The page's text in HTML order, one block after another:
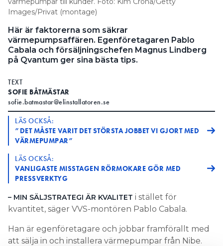
Images/Privat (montage)
Här är faktorerna som säkrar
värmepumpsaffären. Egenföretagaren Pablo
Cabala och försäljningschefen Magnus Lindberg
på Qvantum ger sina bästa tips.
TEXT
SOFIE BÅTMÄSTAR
sofie.batmastar@elinstallatoren.se
LÄS OCKSÅ:
”DET MÅSTE VARIT DET STÖRSTA JOBBET VI GJORT MED
VÄRMEPUMPAR”
LÄS OCKSÅ:
VANLIGASTE MISSTAGEN RÖRMOKARE GÖR MED
PRESSVERKTYG
– MIN SÄLJSTRATEGI ÄR KVALITET i stället för
kvantitet, säger VVS-montören Pablo Cabala.
Han är egenföretagare och jobbar framförallt med
att sälja in och installera värmepumpar från Nibe.